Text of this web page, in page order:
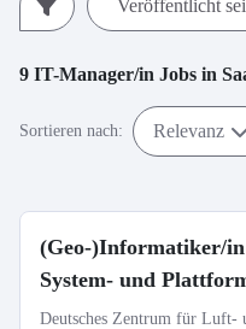
Veröffentlicht
9 IT-Manager/in Jobs in
Sortieren nach: Relevanz
(Geo-)Informatiker/
System- und
Deutsches Zentrum für Luft-